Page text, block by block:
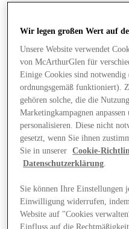
Angebote
Wir legen großen Wert auf
Unsere Website verwendet
von McArthurGlen für
Einige Cookies sind
ordnungsgemäß funktioniert).
gehören solche, die die
Marketingkampagnen
personalisieren. Diese nicht
gesetzt, wenn Sie ihnen
Sie in unserer
Cookie-
Datenschutzerklärung.
Sie können Ihre Einstellungen
Einwilligung widerrufen,
Website auf "Cookies
Einfluss auf die